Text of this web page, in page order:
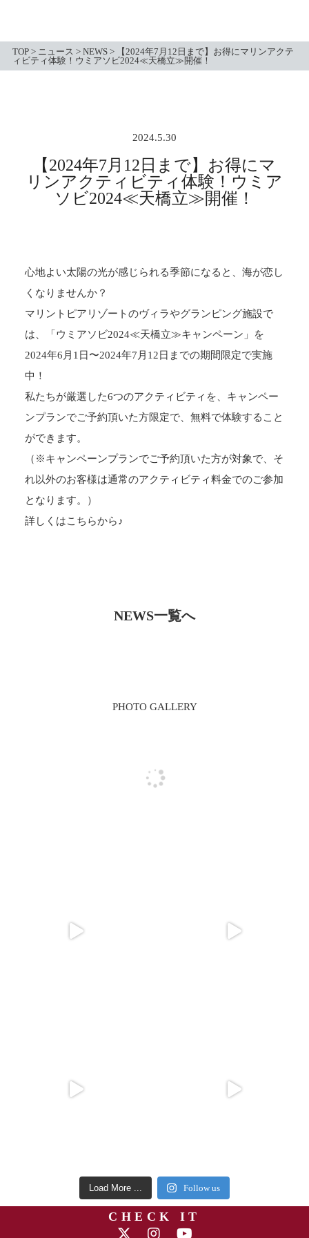
TOP > ニュース >NEWS >
【2024年7月12日まで】お得にマリンアクテ
ィビティ体験！ウミアソビ2024≪天橋立≫開催！
2024.5.30
【2024年7月12日まで】お得にマ
リンアクティビティ体験！ウミア
ソビ2024≪天橋立≫開催！
心地よい太陽の光が感じられる季節になると、海が恋し
くなりませんか？
マリントピアリゾートのヴィラやグランピング施設で
は、「ウミアソビ2024≪天橋立≫キャンペーン」を
2024年6月1日〜2024年7月12日までの期間限定で実施
中！
私たちが厳選した6つのアクティビティを、キャンペー
ンプランでご予約頂いた方限定で、無料で体験すること
ができます。
（※キャンペーンプランでご予約頂いた方が対象で、そ
れ以外のお客様は通常のアクティビティ料金でのご参加
となります。）
詳しくはこちらから♪
NEWS一覧へ
PHOTO GALLERY
Load More ... Follow us
CHECK IT